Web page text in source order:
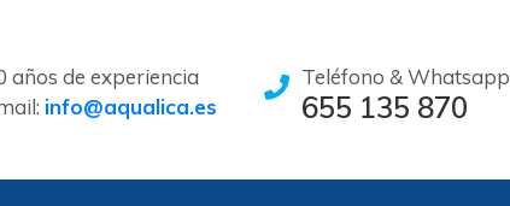
años de experiencia
info@aqualica.es
Teléfono & Whatsapp
655 135 870